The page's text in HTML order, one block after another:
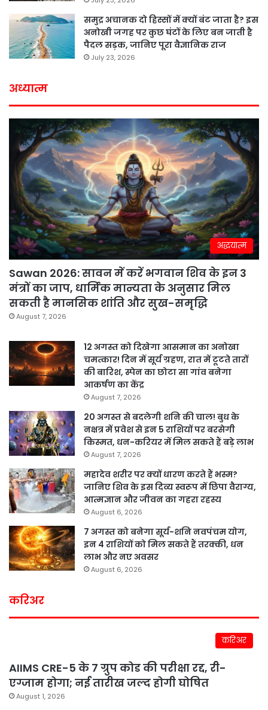
समुद्र अचानक दो हिस्सों में क्यों बंट जाता है? इस
अनोखी जगह पर कुछ घंटों के लिए बन जाती है
पैदल सड़क, जानिए पूरा वैज्ञानिक राज
July 23, 2026
अध्यात्म
अद्धयात्म
Sawan 2026: सावन में करें भगवान शिव के इन 3
मंत्रों का जाप, धार्मिक मान्यता के अनुसार मिल
सकती है मानसिक शांति और सुख-समृद्धि
August 7, 2026
12 अगस्त को दिखेगा आसमान का अनोखा
चमत्कार! दिन में सूर्य ग्रहण, रात में टूटते तारों
की बारिश, स्पेन का छोटा सा गांव बनेगा
आकर्षण का केंद्र
August 7, 2026
20 अगस्त से बदलेगी शनि की चाल! बुध के
नक्षत्र में प्रवेश से इन 5 राशियों पर बरसेगी
किस्मत, धन-करियर में मिल सकते हैं बड़े लाभ
August 7, 2026
महादेव शरीर पर क्यों धारण करते हैं भस्म?
जानिए शिव के इस दिव्य स्वरूप में छिपा वैराग्य,
आत्मज्ञान और जीवन का गहरा रहस्य
August 6, 2026
7 अगस्त को बनेगा सूर्य-शनि नवपंचम योग,
इन 4 राशियों को मिल सकते हैं तरक्की, धन
लाभ और नए अवसर
August 6, 2026
करिअर
करिअर
AIIMS CRE-5 के 7 ग्रुप कोड की परीक्षा रद्द, री-
एग्जाम होगा; नई तारीख जल्द होगी घोषित
August 1, 2026